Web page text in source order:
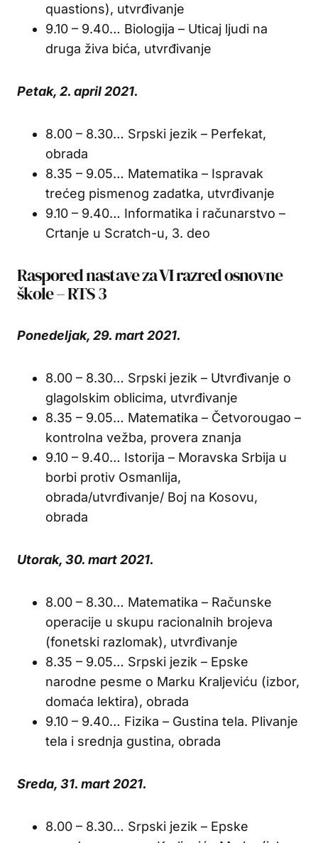
quastions), utvrđivanje
9.10 – 9.40… Biologija – Uticaj ljudi na
druga živa bića, utvrđivanje
Petak, 2. april 2021.
8.00 – 8.30… Srpski jezik – Perfekat,
obrada
8.35 – 9.05… Matematika – Ispravak
trećeg pismenog zadatka, utvrđivanje
9.10 – 9.40… Informatika i računarstvo –
Crtanje u Scratch-u, 3. deo
Raspored nastave za VI razred osnovne
škole – RTS 3
Ponedeljak, 29. mart 2021.
8.00 – 8.30… Srpski jezik – Utvrđivanje o
glagolskim oblicima, utvrđivanje
8.35 – 9.05… Matematika – Četvorougao –
kontrolna vežba, provera znanja
9.10 – 9.40… Istorija – Moravska Srbija u
borbi protiv Osmanlija,
obrada/utvrđivanje/ Boj na Kosovu,
obrada
Utorak, 30. mart 2021.
8.00 – 8.30… Matematika – Računske
operacije u skupu racionalnih brojeva
(fonetski razlomak), utvrđivanje
8.35 – 9.05… Srpski jezik – Epske
narodne pesme o Marku Kraljeviću (izbor,
domaća lektira), obrada
9.10 – 9.40… Fizika – Gustina tela. Plivanje
tela i srednja gustina, obrada
Sreda, 31. mart 2021.
8.00 – 8.30… Srpski jezik – Epske